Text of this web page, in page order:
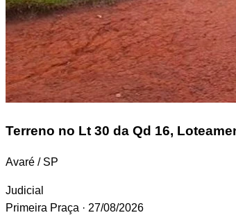
Terreno no Lt 30 da Qd 16,
Avaré / SP
Judicial
Primeira Praça · 27/08/2026